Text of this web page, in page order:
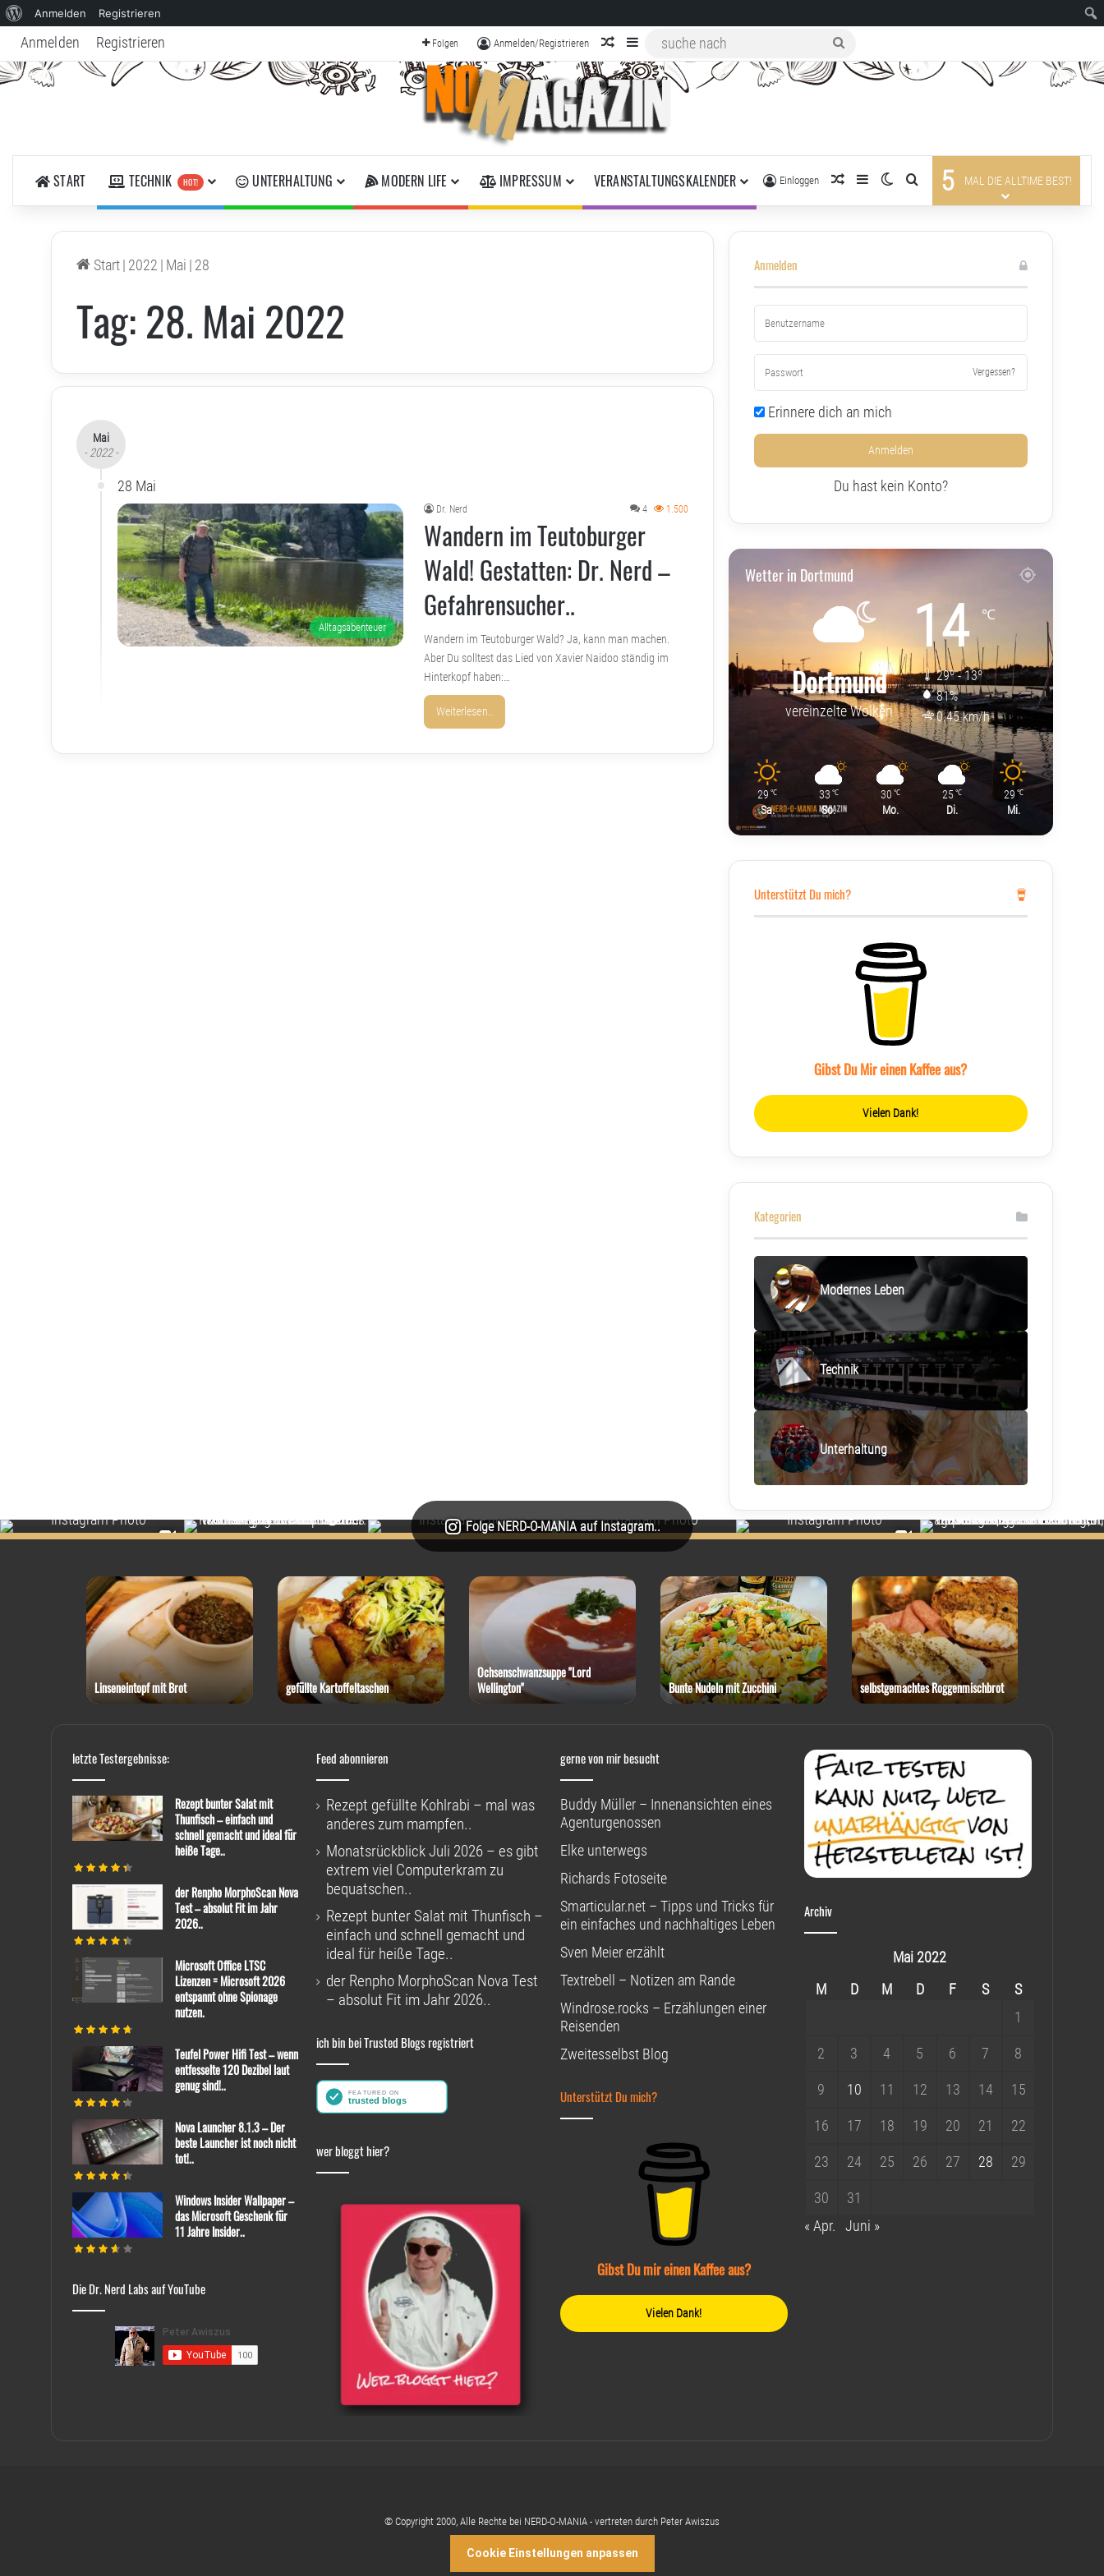
Über
WordPress
Anmelden Registrieren
Anmelden Registrieren Folgen Anmelden/Registrieren zufälliger Artikel
Sidebar
nach
START TECHNIK HOT! UNTERHALTUNG MODERN LIFE IMPRESSUM VERANSTALTUNGSKALENDER Einloggen zufälliger Artikel
SidebarSkin umschalten
suche nach
5 MAL DIE ALLTIME BEST!
Start| 2022 | Mai | 28
Tag:28. Mai 2022
Mai
- 2022 -
28 Mai
Alltagsabenteuer
Dr. Nerd 4 1.500
Wandern im Teutoburger
Wald! Gestatten: Dr. Nerd –
Gefahrensucher..
Wandern im Teutoburger Wald? Ja, kann man machen.
Aber Du solltest das Lied von Xavier Naidoo ständig im
Hinterkopf haben:…
Weiterlesen..
Anmelden
Vergessen?
Erinnere dich an mich
Anmelden
Du hast kein Konto?
Wetter in Dortmund
Dortmund
vereinzelte Wolken
14℃
29º - 13º
81%
0.45 km/h
29 ℃
Sa.
33 ℃
So.
30 ℃
Mo.
25 ℃
Di.
29 ℃
Mi.
Unterstützt Du mich?
Gibst Du Mir einen Kaffee aus?
Vielen Dank!
Kategorien
Modernes Leben
Technik
Unterhaltung
Folge NERD-O-MANIA auf Instagram..
Linseneintopf mit Brot gefüllte Kartoffeltaschen
Ochsenschwanzsuppe "Lord
Wellington"
Bunte Nudeln mit Zucchini selbstgemachtes Roggenmischbrot
letzte Testergebnisse:
Rezept bunter Salat mit
Thunfisch – einfach und
schnell gemacht und ideal für
heiße Tage..
der Renpho MorphoScan Nova
Test – absolut Fit im Jahr
2026..
Microsoft Office LTSC
Lizenzen = Microsoft 2026
entspannt ohne Spionage
nutzen.
Teufel Power Hifi Test – wenn
entfesselte 120 Dezibel laut
genug sind!..
Nova Launcher 8.1.3 – Der
beste Launcher ist noch nicht
tot!..
Windows Insider Wallpaper –
das Microsoft Geschenk für
11 Jahre Insider..
Die Dr. Nerd Labs auf YouTube
Feed abonnieren
Rezept gefüllte Kohlrabi – mal was
anderes zum mampfen..
Monatsrückblick Juli 2026 – es gibt
extrem viel Computerkram zu
bequatschen..
Rezept bunter Salat mit Thunfisch –
einfach und schnell gemacht und
ideal für heiße Tage..
der Renpho MorphoScan Nova Test
– absolut Fit im Jahr 2026..
ich bin bei Trusted Blogs registriert
wer bloggt hier?
gerne von mir besucht
Buddy Müller – Innenansichten eines
Agenturgenossen
Elke unterwegs
Richards Fotoseite
Smarticular.net – Tipps und Tricks für
ein einfaches und nachhaltiges Leben
Sven Meier erzählt
Textrebell – Notizen am Rande
Windrose.rocks – Erzählungen einer
Reisenden
Zweitesselbst Blog
Unterstützt Du mich?
Gibst Du mir einen Kaffee aus?
Vielen Dank!
Archiv
Mai 2022
M
D M D F S
S
1
2 3 4 5 6 7 8
9 10 11 12 13 14 15
16 17 18 19 20 21 22
23 24 25 26 27 28 29
30
31
« Apr.
Juni »
© Copyright 2000, Alle Rechte bei NERD-O-MANIA - vertreten durch Peter Awiszus
Cookie Einstellungen anpassen